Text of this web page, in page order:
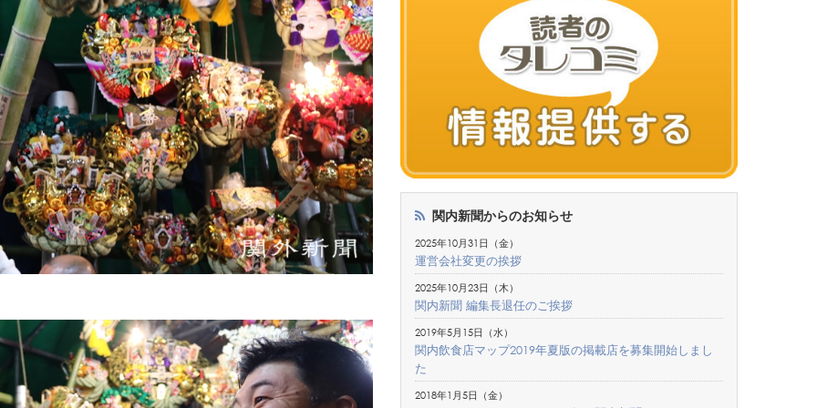
関内新聞からのお知らせ
2025年10月31日（金）
運営会社変更の挨拶
2025年10月23日（木）
関内新聞 編集長退任のご挨拶
2019年5月15日（水）
関内飲食店マップ2019年夏版の掲載店を募集開始しまし
た
2018年1月5日（金）